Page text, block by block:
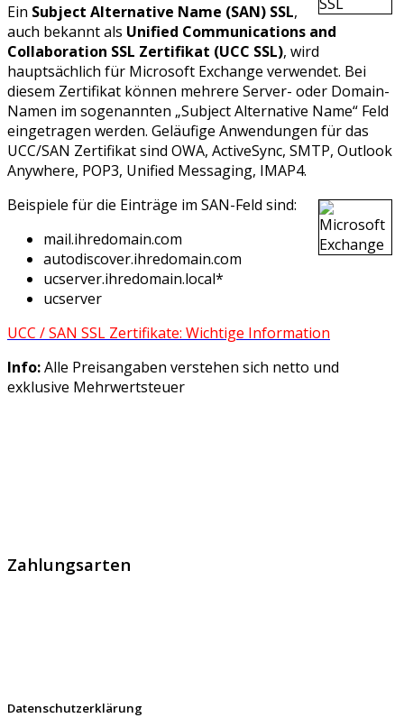
Ein Subject Alternative Name (SAN) SSL,
auch bekannt als Unified Communications and
Collaboration SSL Zertifikat (UCC SSL), wird
hauptsächlich für Microsoft Exchange verwendet. Bei
diesem Zertifikat können mehrere Server- oder Domain-
Namen im sogenannten „Subject Alternative Name“ Feld
eingetragen werden. Geläufige Anwendungen für das
UCC/SAN Zertifikat sind OWA, ActiveSync, SMTP, Outlook
Anywhere, POP3, Unified Messaging, IMAP4.
Beispiele für die Einträge im SAN-Feld sind:
mail.ihredomain.com
autodiscover.ihredomain.com
ucserver.ihredomain.local*
ucserver
UCC / SAN SSL Zertifikate: Wichtige Information
Info:Alle Preisangaben verstehen sich netto und
exklusive Mehrwertsteuer
Zahlungsarten
Datenschutzerklärung